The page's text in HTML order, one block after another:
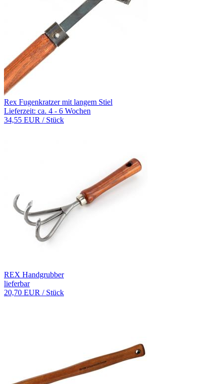
Rex Fugenkratzer mit langem Stiel
Lieferzeit: ca. 4 - 6 Wochen
34,55 EUR / Stück
REX Handgrubber
lieferbar
20,70 EUR / Stück